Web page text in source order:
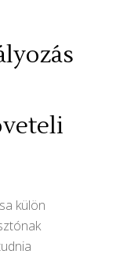
külön